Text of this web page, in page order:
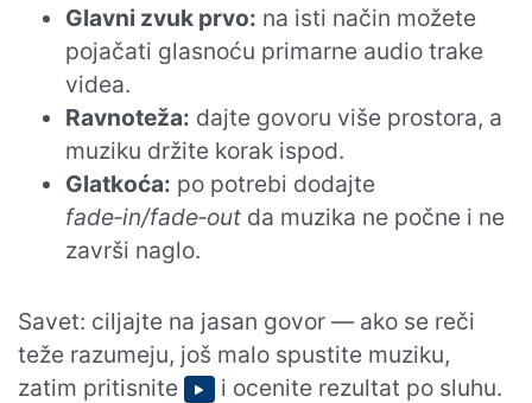
Glavni zvuk prvo: na isti način možete
pojačati glasnoću primarne audio trake
videa.
Ravnoteža: dajte govoru više prostora, a
muziku držite korak ispod.
Glatkoća: po potrebi dodajte
fade‑in/fade‑out da muzika ne počne i ne
završi naglo.
Savet: ciljajte na jasan govor — ako se reči
teže razumeju, još malo spustite muziku,
zatim pritisnite
i ocenite rezultat po sluhu.